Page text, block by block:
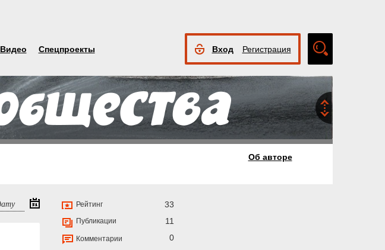
Видео Спецпроекты Вход Регистрация
поиск
Об авторе
Рейтинг 33
Публикации 11
Комментарии 0